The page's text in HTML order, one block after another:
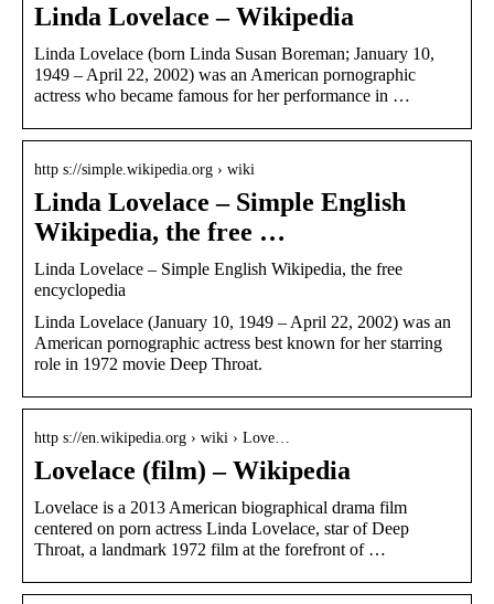
Linda Lovelace – Wikipedia
Linda Lovelace (born Linda Susan Boreman; January 10,
1949 – April 22, 2002) was an American pornographic
actress who became famous for her performance in …
http s://simple.wikipedia.org › wiki
Linda Lovelace – Simple English
Wikipedia, the free …
Linda Lovelace – Simple English Wikipedia, the free
encyclopedia
Linda Lovelace (January 10, 1949 – April 22, 2002) was an
American pornographic actress best known for her starring
role in 1972 movie Deep Throat.
http s://en.wikipedia.org › wiki › Love…
Lovelace (film) – Wikipedia
Lovelace is a 2013 American biographical drama film
centered on porn actress Linda Lovelace, star of Deep
Throat, a landmark 1972 film at the forefront of …